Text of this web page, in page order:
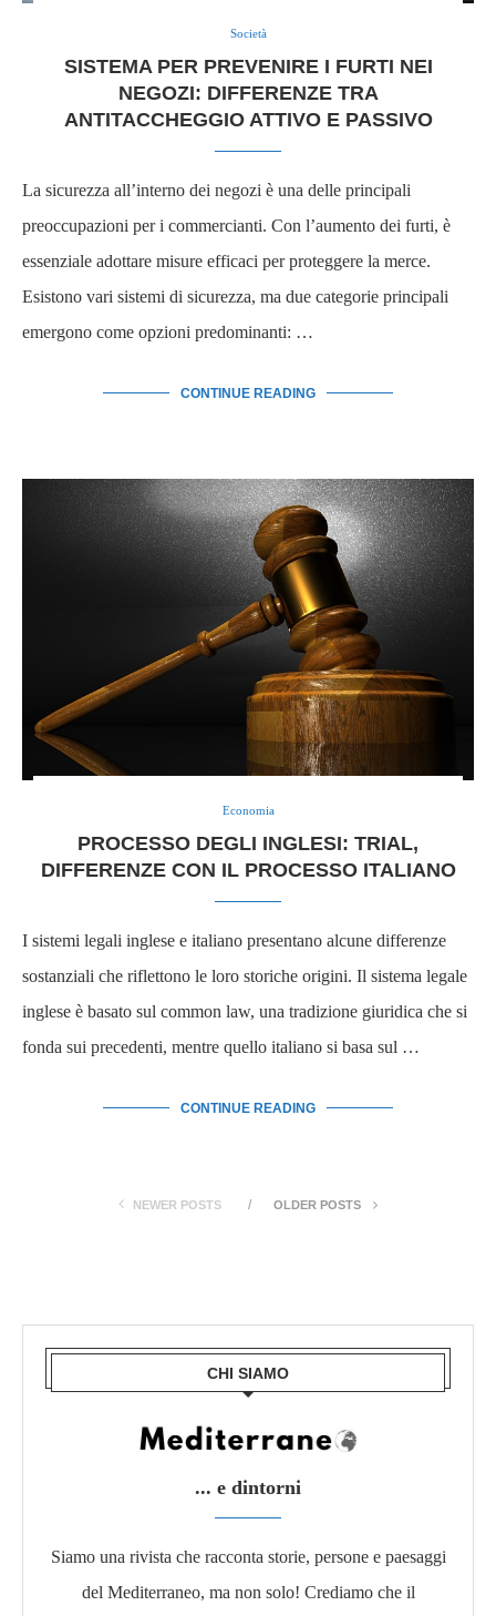
Società
SISTEMA PER PREVENIRE I FURTI NEI
NEGOZI: DIFFERENZE TRA
ANTITACCHEGGIO ATTIVO E PASSIVO
La sicurezza all’interno dei negozi è una delle principali
preoccupazioni per i commercianti. Con l’aumento dei furti, è
essenziale adottare misure efficaci per proteggere la merce.
Esistono vari sistemi di sicurezza, ma due categorie principali
emergono come opzioni predominanti: …
CONTINUE READING
Economia
PROCESSO DEGLI INGLESI: TRIAL,
DIFFERENZE CON IL PROCESSO ITALIANO
I sistemi legali inglese e italiano presentano alcune differenze
sostanziali che riflettono le loro storiche origini. Il sistema legale
inglese è basato sul common law, una tradizione giuridica che si
fonda sui precedenti, mentre quello italiano si basa sul …
CONTINUE READING
NEWER POSTS OLDER POSTS
CHI SIAMO
... e dintorni
Siamo una rivista che racconta storie, persone e paesaggi
del Mediterraneo, ma non solo! Crediamo che il